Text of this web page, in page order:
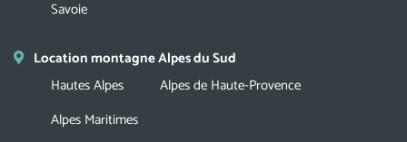
Savoie
Location montagne Alpes du Sud
Hautes Alpes
Alpes de Haute-Provence
Alpes Maritimes